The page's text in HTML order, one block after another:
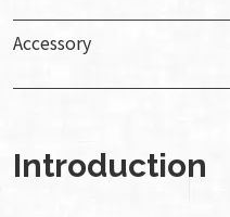
Accessory
Introduction